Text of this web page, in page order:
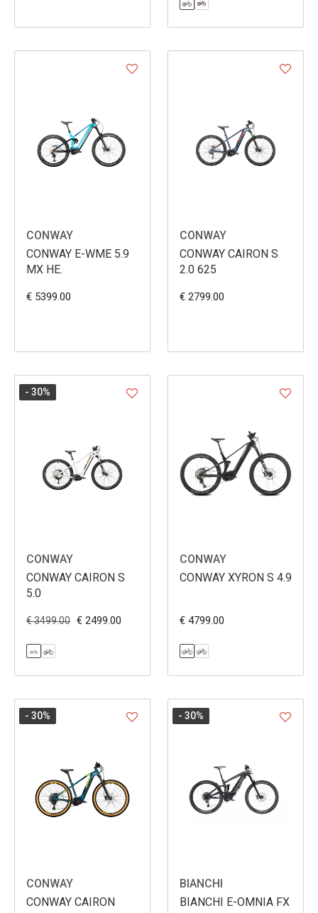
CONWAY
CONWAY E-WME 5.9
MX HE.
€ 5399.00
CONWAY
CONWAY CAIRON S
2.0 625
€ 2799.00
CONWAY
CONWAY CAIRON S
5.0
€ 3499.00 € 2499.00
- 30%
CONWAY
CONWAY XYRON S 4.9
€ 4799.00
CONWAY
CONWAY CAIRON
- 30%
BIANCHI
BIANCHI E-OMNIA FX
- 30%